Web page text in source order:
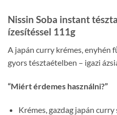
Nissin Soba instant
ízesítéssel 111g
A japán curry krémes, enyhén
gyors tésztaételben – igazi
“Miért érdemes használni?”
Krémes, gazdag japán curry